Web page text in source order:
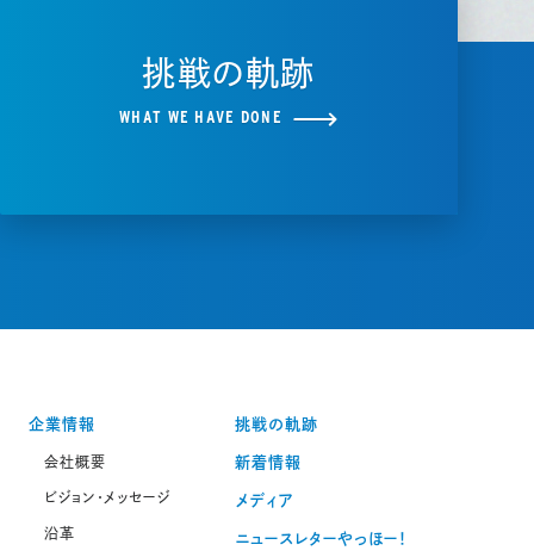
挑戦の軌跡
WHAT WE HAVE DONE
企業情報
会社概要
ビジョン・メッセージ
沿革
挑戦の軌跡
新着情報
メディア
ニュースレターやっほー！